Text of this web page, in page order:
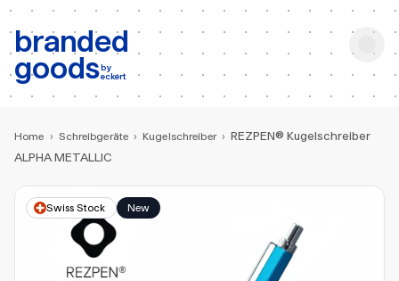
branded
goodsby
eckert
b: Produktsuche
Home › Schreibgeräte › Kugelschreiber › REZPEN® Kugelschreiber
ALPHA METALLIC
Swiss Stock New